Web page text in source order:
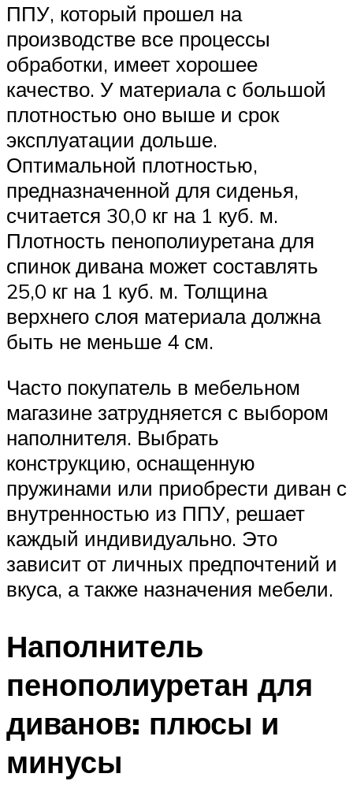
ППУ, который прошел на
производстве все процессы
обработки, имеет хорошее
качество. У материала с большой
плотностью оно выше и срок
эксплуатации дольше.
Оптимальной плотностью,
предназначенной для сиденья,
считается 30,0 кг на 1 куб. м.
Плотность пенополиуретана для
спинок дивана может составлять
25,0 кг на 1 куб. м. Толщина
верхнего слоя материала должна
быть не меньше 4 см.
Часто покупатель в мебельном
магазине затрудняется с выбором
наполнителя. Выбрать
конструкцию, оснащенную
пружинами или приобрести диван с
внутренностью из ППУ, решает
каждый индивидуально. Это
зависит от личных предпочтений и
вкуса, а также назначения мебели.
Наполнитель
пенополиуретан для
диванов: плюсы и
минусы